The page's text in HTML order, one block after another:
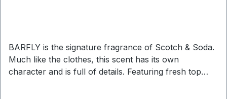
BARFLY is the signature fragrance of Scotch & Soda.
Much like the clothes, this scent has its own
character and is full of details. Featuring fresh top